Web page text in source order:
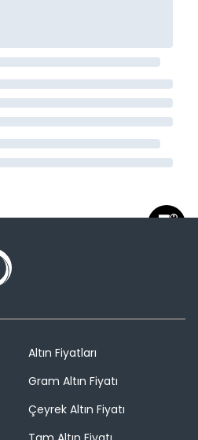
Altın Fiyatları
Gram Altın Fiyatı
Çeyrek Altın Fiyatı